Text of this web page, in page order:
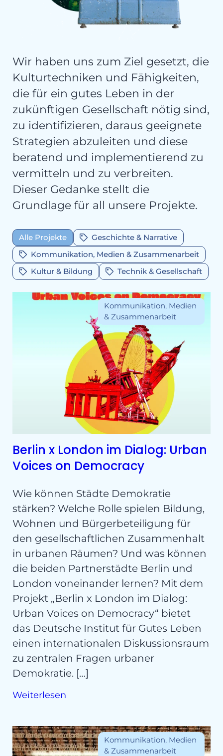
Wir haben uns zum Ziel gesetzt, die
Kulturtechniken und Fähigkeiten,
die für ein gutes Leben in der
zukünftigen Gesellschaft nötig sind,
zu identifizieren, daraus geeignete
Strategien abzuleiten und diese
beratend und implementierend zu
vermitteln und zu verbreiten.
Dieser Gedanke stellt die
Grundlage für all unsere Projekte.
Alle Projekte
Geschichte & Narrative
Kommunikation, Medien & Zusammenarbeit
Kultur & Bildung
Technik & Gesellschaft
Kommunikation, Medien
& Zusammenarbeit
Berlin x London im Dialog: Urban
Voices on Democracy
Wie können Städte Demokratie
stärken? Welche Rolle spielen Bildung,
Wohnen und Bürgerbeteiligung für
den gesellschaftlichen Zusammenhalt
in urbanen Räumen? Und was können
die beiden Partnerstädte Berlin und
London voneinander lernen? Mit dem
Projekt „Berlin x London im Dialog:
Urban Voices on Democracy“ bietet
das Deutsche Institut für Gutes Leben
einen internationalen Diskussionsraum
zu zentralen Fragen urbaner
Demokratie. […]
Weiterlesen
Kommunikation, Medien
& Zusammenarbeit